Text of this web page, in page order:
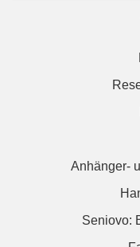
Anhänger-
Seniovo: